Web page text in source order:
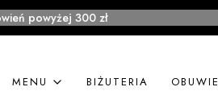
powyżej 300 zł
MENU BIŻUTERIA OBUWIE